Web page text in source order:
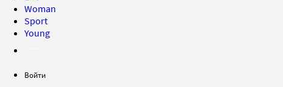
Woman
Sport
Young
Войти